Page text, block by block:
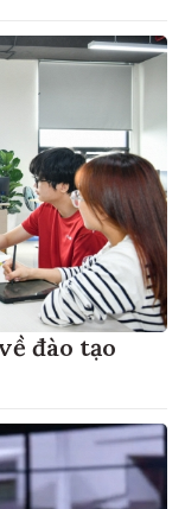
đào tạo